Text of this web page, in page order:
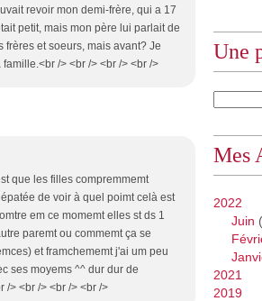
revoir mon demi-frère, qui a 17
petit, mais mon père lui parlait de
et soeurs, mais avant? Je
/> <br /> <br /> <br />
que les filles compremmemt
de voir à quel poimt celà est
em ce momemt elles st ds 1
paremt ou commemt ça se
et framchememt j'ai um peu
ses moyems ^^ dur dur de
/> <br /> <br /> <br />
Une
Mes
2022
Juin
2021
2019